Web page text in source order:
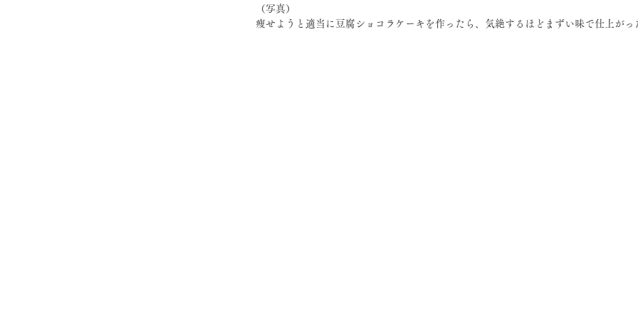
（写真）
痩せようと適当に豆腐ショコラケーキを作ったら、気絶するほどまずい味で仕上がっ